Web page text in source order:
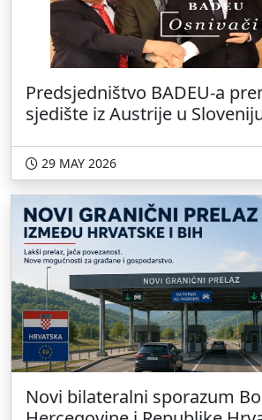
Predsjedništvo BADEU-a
sjedište iz Austrije u
29 MAY 2026
Novi bilateralni sporazum